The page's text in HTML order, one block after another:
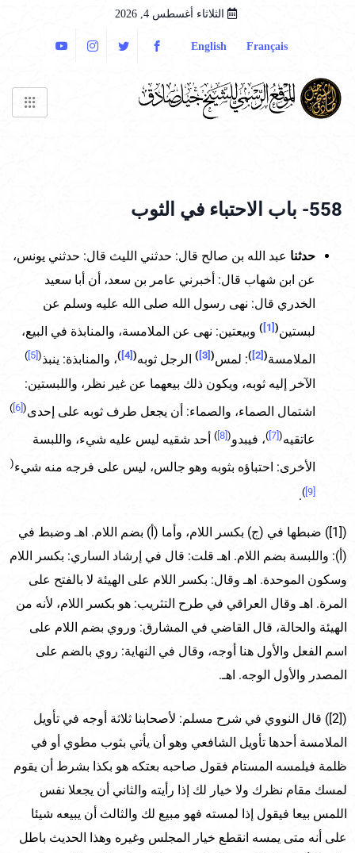
الثلاثاء أغسطس 4, 2026
Français
English
حدثنا عبد الله بن صالح قال: حدثني الليث قال: حدثني يونس،
عن ابن شهاب قال: أخبرني عامر بن سعد، أن أبا سعيد
الخدري قال: نهى رسول الله صلى الله عليه وسلم عن
لبستين(
[1]
) وبيعتين: نهى عن الملامسة، والمنابذة في البيع،
الملامسة(
[2]
): لمس(
[3]
) الرجل ثوبه(
[4]
)، والمنابذة: ينبذ(
)
الآخر إليه ثوبه، ويكون ذلك بيعهما عن غير نظر، واللبستين:
اشتمال الصماء، والصماء: أن يجعل طرف ثوبه على إحدى(
)
عاتقيه(
)، فيبدو(
) أحد شقيه ليس عليه شيء، واللبسة
الأخرى: احتباؤه بثوبه وهو جالس، ليس على فرجه منه شيء(
[9]
)
.
([1]) ضبطها في (ج) بكسر اللام، وأما (أ) بضم اللام. اهـ وضبط في
(أ): واللبسة بضم اللام. اهـ قلت: قال في إرشاد الساري: بكسر اللام
وسكون الموحدة. اهـ وقال: بكسر اللام على الهيئة لا بالفتح على
المرة. اهـ وقال العراقي في طرح التثريب: هو بكسر اللام، لأنه من
الهيئة والحالة، قال القاضي في المشارق: وروي بضم اللام على
اسم الفعل والأول هنا أوجه، وقال في النهاية: روي بالضم على
المصدر والأول الوجه. اهـ.
([2]) قال النووي في شرح مسلم: لأصحابنا ثلاثة أوجه في تأويل
الملامسة أحدها تأويل الشافعي وهو أن يأتي بثوب مطوي أو في
ظلمة فيلمسه المستام فقول صاحبه بعتكه هو بكذا بشرط أن يقوم
لمسك مقام نظرك ولا خيار لك إذا رأيته والثاني أن يجعلا نفس
اللمس بيعا فيقول إذا لمسته فهو مبيع لك والثالث أن يبيعه شيئا
على أنه متى يمسه انقطع خيار المجلس وغيره وهذا الحديث باطل